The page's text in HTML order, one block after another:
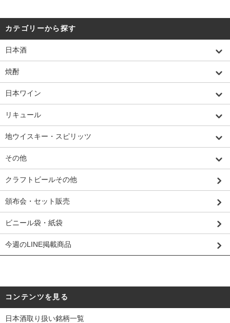
カテゴリーから探す
日本酒
焼酎
日本ワイン
リキュール
地ウイスキー・スピリッツ
その他
クラフトビールその他
頒布会・セット販売
ビニール袋・紙袋
今週のLINE掲載商品
コンテンツを見る
日本酒取り扱い銘柄一覧